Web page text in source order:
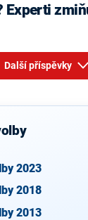
Experti
Další příspěvky
2023
2018
2013